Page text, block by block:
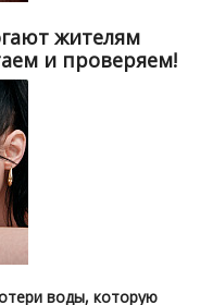
жителям
и проверяем!
воды, которую